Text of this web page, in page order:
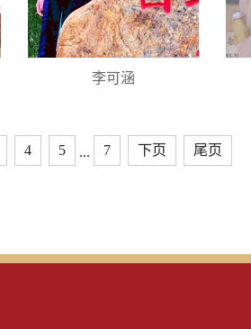
李可涵
4 5 ... 7 下页 尾页